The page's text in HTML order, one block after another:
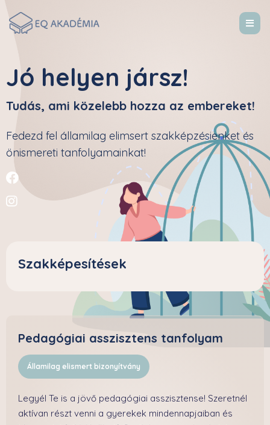
Jó helyen jársz!
Tudás, ami közelebb hozza az embereket!
Fedezd fel államilag elimsert szakképzésienket és
önismereti tanfolyamainkat!
Szakképesítések
Pedagógiai asszisztens tanfolyam
Államilag elismert bizonyítvány
Legyél Te is a jövő pedagógiai asszisztense! Szeretnél
aktívan részt venni a gyerekek mindennapjaiban és